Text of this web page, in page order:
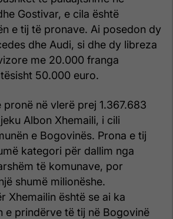
Gostivar, e cila është
e tij të pronave. Ai posedon dy
dhe Audi, si dhe dy libreza
me 20.000 franga
50.000 euro.
në vlerë prej 1.367.683
Albon Xhemaili, i cili
e Bogovinës. Prona e tij
kategori për dallim nga
të komunave, por
shumë milionëshe.
Xhemailin është se ai ka
e prindërve të tij në Bogovinë